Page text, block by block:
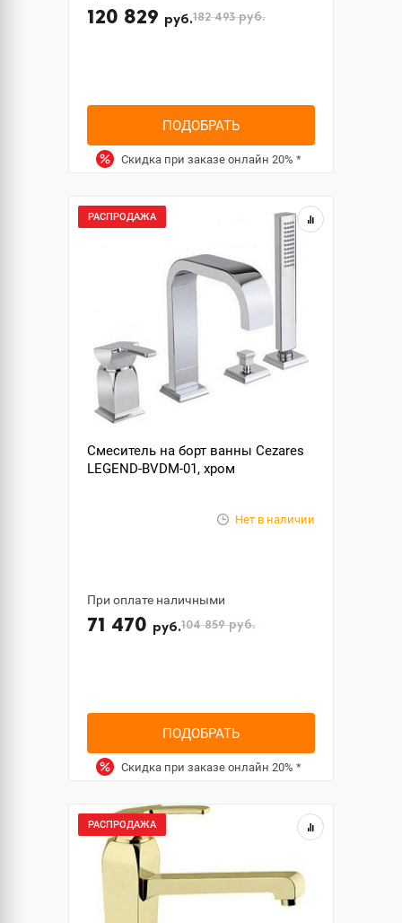
120 829 руб.182 493руб.
ПОДОБРАТЬ
Скидка при заказе онлайн 20% *
РАСПРОДАЖА
Смеситель на борт ванны Cezares
LEGEND-BVDM-01, хром
Нет в наличии
При оплате наличными
71 470 руб.104 859руб.
ПОДОБРАТЬ
Скидка при заказе онлайн 20% *
РАСПРОДАЖА